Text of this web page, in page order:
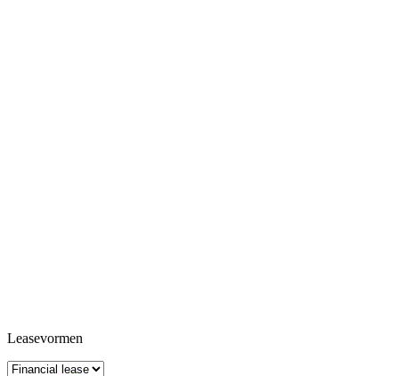
Leasevormen